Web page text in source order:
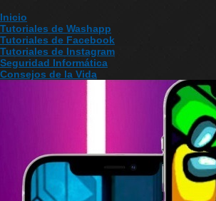
Inicio
Tutoriales de Washapp
Tutoriales de Facebook
Tutoriales de Instagram
Seguridad Informática
Consejos de la Vida